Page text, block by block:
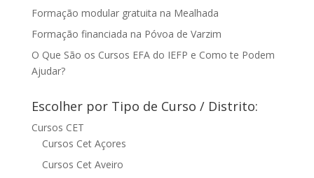
Formação modular gratuita na Mealhada
Formação financiada na Póvoa de Varzim
O Que São os Cursos EFA do IEFP e Como te Podem
Ajudar?
Escolher por Tipo de Curso / Distrito:
Cursos CET
Cursos Cet Açores
Cursos Cet Aveiro